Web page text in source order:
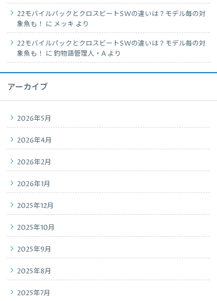
22モバイルパックとクロスビートSWの違いは？モデル毎の対
象魚も！
に メッキ より
22モバイルパックとクロスビートSWの違いは？モデル毎の対
象魚も！
に 釣物語管理人・A より
アーカイブ
2026年5月
2026年4月
2026年2月
2026年1月
2025年12月
2025年10月
2025年9月
2025年8月
2025年7月